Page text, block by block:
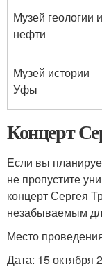
Музей геологии и
нефти
Музей истории
Уфы
Концерт
Если вы
не пропустите
концерт Сергея
незабываемым
Место
Дата: 15 октября